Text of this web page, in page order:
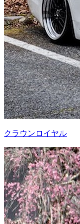
クラウンロイヤル